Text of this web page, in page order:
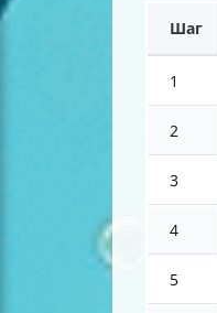
Шаг
1
2
3
4
5